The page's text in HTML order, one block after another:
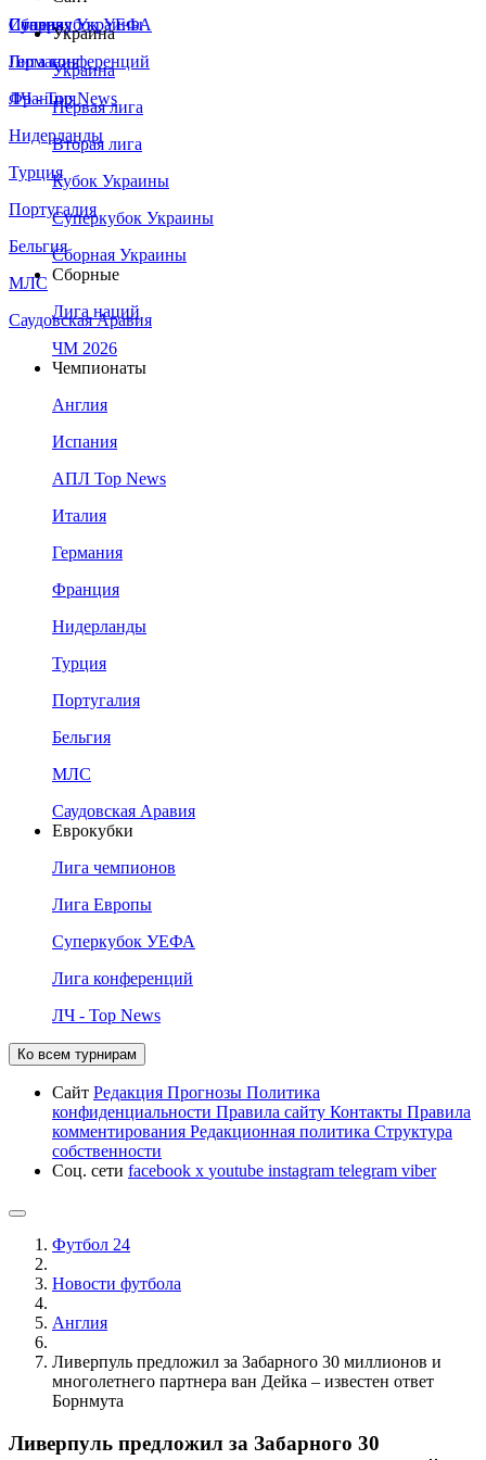
Сборная Украины
Италия
Германия
Франция
Нидерланды
Турция
Португалия
Бельгия
МЛС
Саудовская Аравия
Суперкубок УЕФА
Лига конференций
ЛЧ - Top News
Украина
Украина
Первая лига
Вторая лига
Кубок Украины
Суперкубок Украины
Сборная Украины
Сборные
Лига наций
ЧМ 2026
Чемпионаты
Англия
Испания
АПЛ Top News
Италия
Германия
Франция
Нидерланды
Турция
Португалия
Бельгия
МЛС
Саудовская Аравия
Еврокубки
Лига чемпионов
Лига Европы
Суперкубок УЕФА
Лига конференций
ЛЧ - Top News
Ко всем турнирам
Сайт Редакция Прогнозы Политика
конфиденциальности Правила сайту Контакты Правила
комментирования Редакционная политика Структура
собственности
Соц. сети facebook x youtube instagram telegram viber
Футбол 24
Новости футбола
Англия
Ливерпуль предложил за Забарного 30 миллионов и
многолетнего партнера ван Дейка – известен ответ
Борнмута
Ливерпуль предложил за Забарного 30